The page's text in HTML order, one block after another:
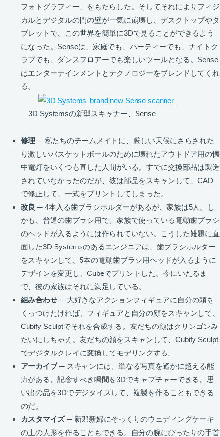
フォトグラフィー」をもたらした。そしてそれによりフィジ
カルとデジタルの間の壁が一気に崩壊し、デスクトップやタ
ブレットで、この世界を簡単に3Dで見ることができるよう
になった。Senseは、家庭でも、パーティーでも、ナイトク
ラブでも、ダンスフロアーでも楽しいツールとなる。Sense
はエンターテインメントとテクノロジーをブレンドしてくれ
る。
3D Systemsの新型スキャナー、Sense
修理 ─ 私たちのチームメイトに、厳しい天候にさらされた
り激しいバスケットボールのために壊れたアウトドア用の懐
中電灯をいくつも直した人間がいる。すでに交換部品は製造
されていなかったのだが、彼は部品をスキャンして、CAD
で修正して、一式をプリントしてしまった。
改良 ─ 4本入る歯ブラシホルダーがあるが、家族は5人。し
かも、普通の歯ブラシ用で、家族で使っている電動歯ブラシ
のヘッドが入るようには作られていない。こうした難題に直
面した3D Systemsのあるエンジニアは、歯ブラシホルダー
をスキャンして、5本の電動歯ブラシ用ヘッドが入るように
デザインを変更し、Cubeでプリントした。今にいたるま
で、彼の家族はそれに満足している。
組み合わせ ─ 大好きなアクションフィギュアに自分の頭を
くっつけたければ、フィギュアと自分の顔をスキャンして、
Cubify Sculptでそれを合成する。友だちの顔はクリンゴンみ
たいにしちゃえ。友だちの顔をスキャンして、Cubify Sculpt
でデジタルクレイに変換してモデリングする。
アーカイブ─ スキャンには、単なる写真を遙かに超える能
力がある。記念すべき瞬間を3Dでキャプチャーできる。思
い出の品を3Dでデジタイズして、複製を作ることもできる
のだ。
カスタマイズ─ 新郎新婦にそっくりのウェディングケーキ
の上の人形を作ることもできる。自分の腕にぴったりの手首